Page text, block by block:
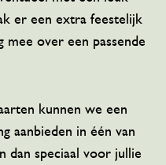
er een extra feestelijk
mee over een passende
kunnen we een
aanbieden in één van
dan speciaal voor jullie